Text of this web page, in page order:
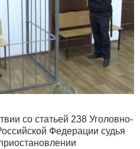
со статьей 238 Уголовно-
Федерации судья